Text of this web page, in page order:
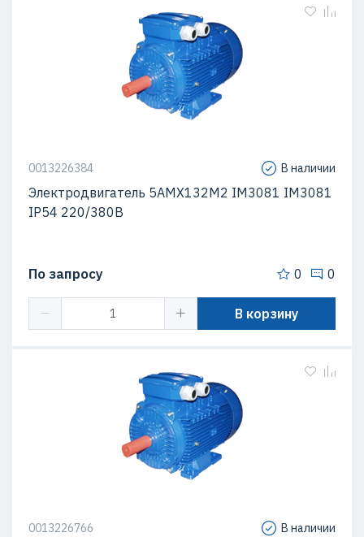
0013226384 В наличии
Электродвигатель 5АМХ132M2 IM3081 IM3081
IP54 220/380В
По запросу 0 0
В корзину
0013226766 В наличии